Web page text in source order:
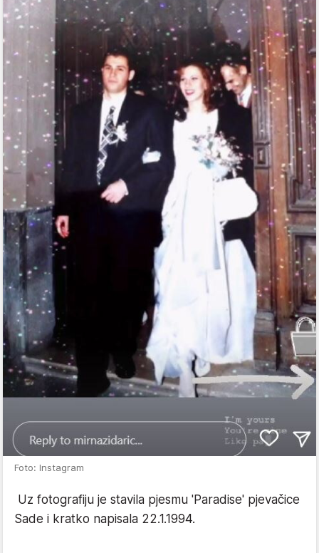
Foto: Instagram
Uz fotografiju je stavila pjesmu 'Paradise' pjevačice
Sade i kratko napisala 22.1.1994.